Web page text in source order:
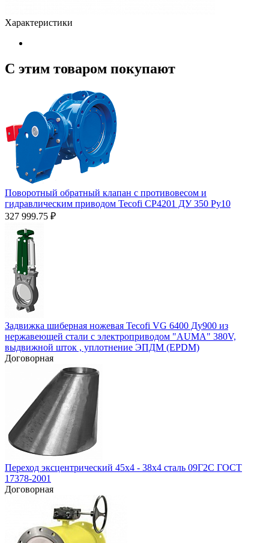
Характеристики
С этим товаром покупают
Поворотный обратный клапан с противовесом и
гидравлическим приводом Tecofi CP4201 ДУ 350 Py10
327 999.75 ₽
Задвижка шиберная ножевая Tecofi VG 6400 Ду900 из
нержавеющей стали с электроприводом "AUMA" 380V,
выдвижной шток , уплотнение ЭПДМ (EPDM)
Договорная
Переход эксцентрический 45х4 - 38х4 сталь 09Г2С ГОСТ
17378-2001
Договорная